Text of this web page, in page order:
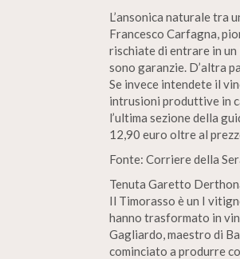
L’ansonica naturale tra
Francesco Carfagna,
rischiate di entrare in
sono garanzie. D’altra
Se invece intendete il
intrusioni produttive in
l’ultima sezione della
12,90 euro oltre al
Fonte: Corriere della
Tenuta Garetto
Il Timorasso è un I
hanno trasformato in
Gagliardo, maestro di
cominciato a produrre